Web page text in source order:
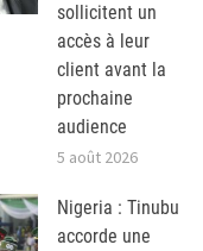
sollicitent un
accès à leur
client avant la
prochaine
audience
5 août 2026
Nigeria : Tinubu
accorde une